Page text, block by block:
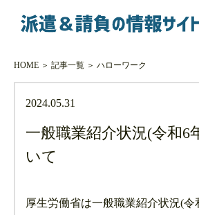
HOME＞ 記事一覧＞ ハローワーク
2024.05.31
一般職業紹介状況(令和6
いて
厚生労働省は一般職業紹介状況(令